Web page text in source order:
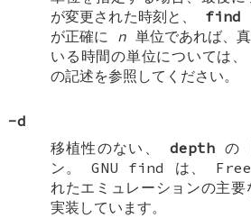
が変更された時刻と、 find
が正確に n 単位であれば、
いる時間の単位については、
の記述を参照してください。
-d
移植性のない、depth の
ン。 GNU find は、
れたエミュレーションの主
実装しています。